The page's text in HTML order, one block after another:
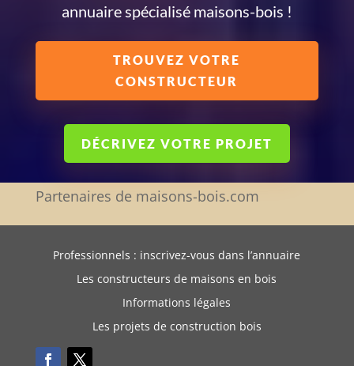
annuaire spécialisé maisons-bois !
TROUVEZ VOTRE
CONSTRUCTEUR
DÉCRIVEZ VOTRE PROJET
Partenaires de maisons-bois.com
Professionnels : inscrivez-vous dans l’annuaire
Les constructeurs de maisons en bois
Informations légales
Les projets de construction bois